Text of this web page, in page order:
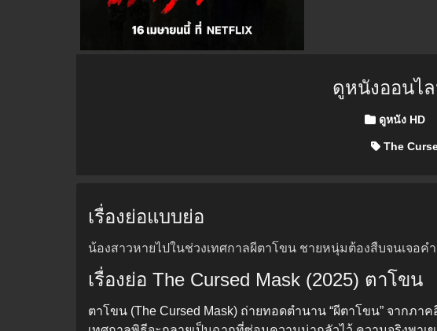
ดูหนังออนไ
Posted in
ดูหนัง HD
The
เรื่องย่อแบบย่อ
น้องสาวหายไปในช่วงเทศกาลผีตาโขน ชายหนุ่มต้องสืบจนเจอ
เรื่องย่อ The Cursed Mask (2025) ตาโขน
ตาโขน (The Cursed Mask) ถ่ายทอดตำนาน “ผีตาโขน” จาก